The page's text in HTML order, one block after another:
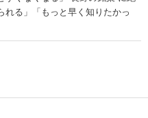
れる」「もっと早く知りたかっ